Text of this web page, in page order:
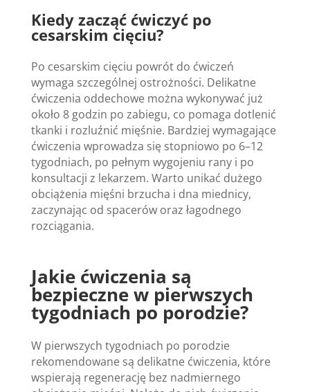
Kiedy zacząć ćwiczyć po
cesarskim cięciu?
Po cesarskim cięciu powrót do ćwiczeń
wymaga szczególnej ostrożności. Delikatne
ćwiczenia oddechowe można wykonywać już
około 8 godzin po zabiegu, co pomaga dotlenić
tkanki i rozluźnić mięśnie. Bardziej wymagające
ćwiczenia wprowadza się stopniowo po 6–12
tygodniach, po pełnym wygojeniu rany i po
konsultacji z lekarzem. Warto unikać dużego
obciążenia mięśni brzucha i dna miednicy,
zaczynając od spacerów oraz łagodnego
rozciągania.
Jakie ćwiczenia są
bezpieczne w pierwszych
tygodniach po porodzie?
W pierwszych tygodniach po porodzie
rekomendowane są delikatne ćwiczenia, które
wspierają regenerację bez nadmiernego